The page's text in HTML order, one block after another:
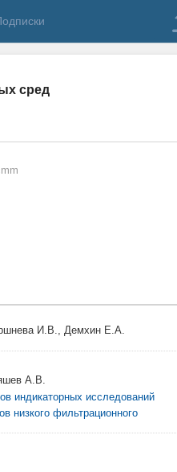
сред
И.В., Демхин Е.А.
А.В.
индикаторных исследований
низкого фильтрационного